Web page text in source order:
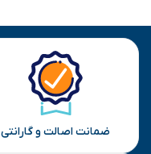
ضمانت اصالت و گارانتی